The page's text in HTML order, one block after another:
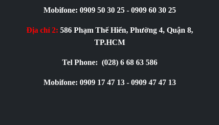
Mobifone: 0909 50 30 25 - 0909 60 30 25
Địa chỉ 2: 586 Phạm Thế Hiển, Phường 4, Quận 8,
TP.HCM
Tel Phone: (028) 6 68 63 586
Mobifone: 0909 17 47 13 - 0909 47 47 13